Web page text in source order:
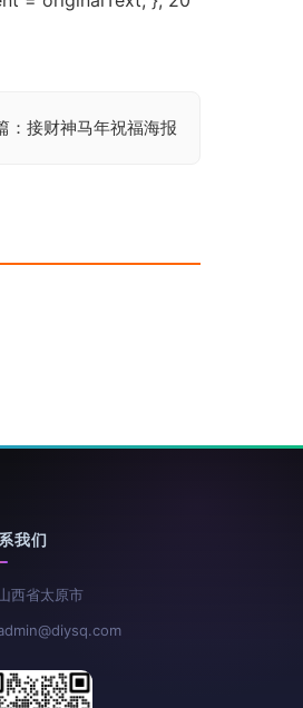
：接财神马年祝福海报
我们
西省太原市